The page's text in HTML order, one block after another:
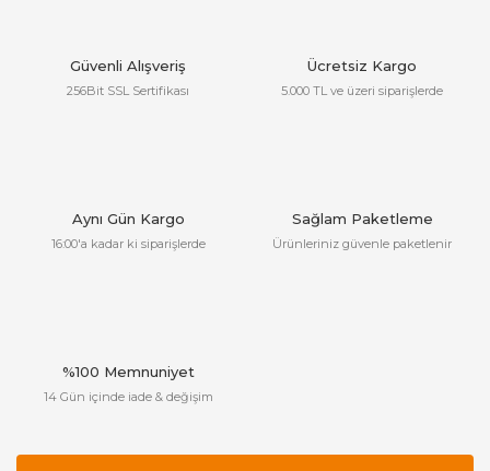
Güvenli Alışveriş
256Bit SSL Sertifikası
Ücretsiz Kargo
5.000 TL ve üzeri siparişlerde
Aynı Gün Kargo
16:00'a kadar ki siparişlerde
Sağlam Paketleme
Ürünleriniz güvenle paketlenir
%100 Memnuniyet
14 Gün içinde iade & değişim